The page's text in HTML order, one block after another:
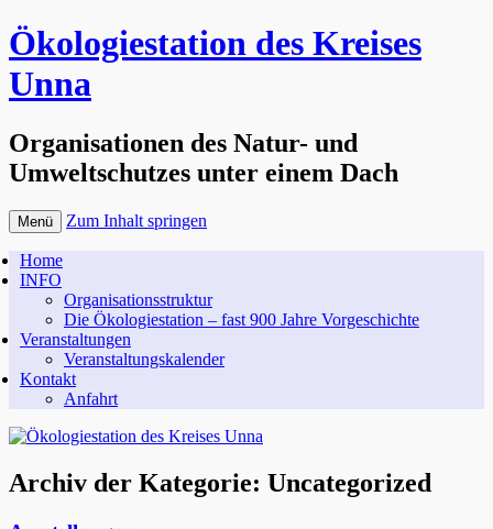
Ökologiestation des Kreises
Unna
Organisationen des Natur- und
Umweltschutzes unter einem Dach
Menü Zum Inhalt springen
Home
INFO
Organisationsstruktur
Die Ökologiestation – fast 900 Jahre Vorgeschichte
Veranstaltungen
Veranstaltungskalender
Kontakt
Anfahrt
Archiv der Kategorie: Uncategorized